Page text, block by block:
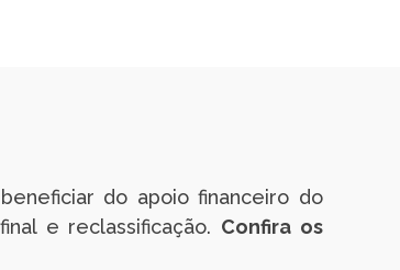
do apoio financeiro do
e reclassificação. Confira os